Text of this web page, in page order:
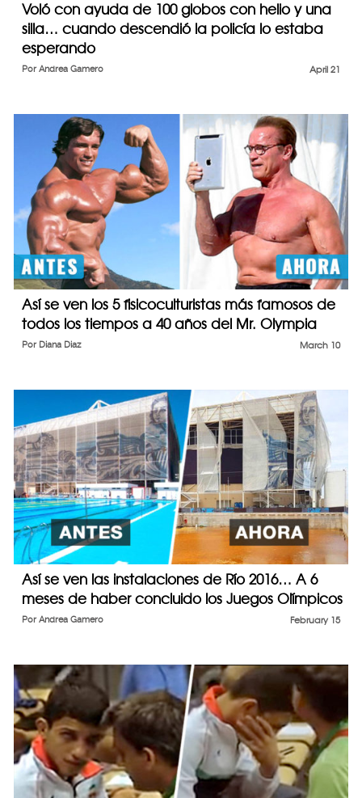
Voló con ayuda de 100 globos con helio y una
silla… cuando descendió la policía lo estaba
esperando
April 21
Por Andrea Gamero
Así se ven los 5 fisicoculturistas más famosos de
todos los tiempos a 40 años del Mr. Olympia
March 10
Por Diana Diaz
Así se ven las instalaciones de Río 2016… A 6
meses de haber concluido los Juegos Olímpicos
February 15
Por Andrea Gamero